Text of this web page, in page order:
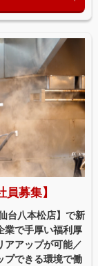
募集】
台八本松店】で新
業で手厚い福利厚
アアップが可能／
プできる環境で働